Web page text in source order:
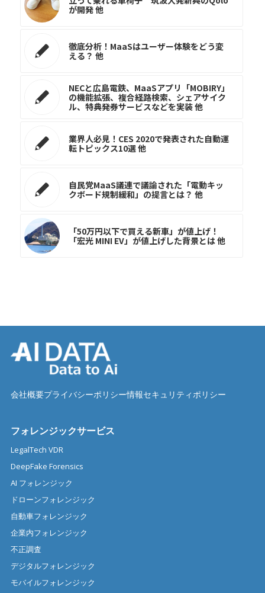
が開発 他
徹底分析！MaaSはユーザー体験をどう変
える？ 他
NECと広島電鉄、MaaSアプリ「MOBIRY」
の機能拡張、複合経路検索、シェアサイク
ル、特典発券サービスなどを実装 他
業界人必見！CES 2020で発表された自動運
転トピックス10選 他
自民党MaaS議連で議論された「電動キッ
クボード規制緩和」の提言とは？ 他
「50万円以下で買える新車」が値上げ！
「宏光 MINI EV」が値上げした背景とは 他
会社概要プライバシーポリシー情報セキュリティポリシー
フォレンジックサービス
LegalTech VDR
DeepFake Forensics
AI フォレンジック
ドローンフォレンジック
自動車フォレンジック
企業内フォレンジック
不正調査
デジタルフォレンジック
モバイルフォレンジック